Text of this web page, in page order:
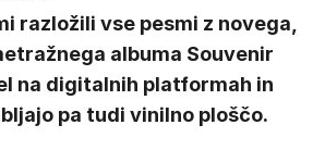
razložili vse pesmi z novega,
albuma Souvenir
na digitalnih platformah in
pa tudi vinilno ploščo.